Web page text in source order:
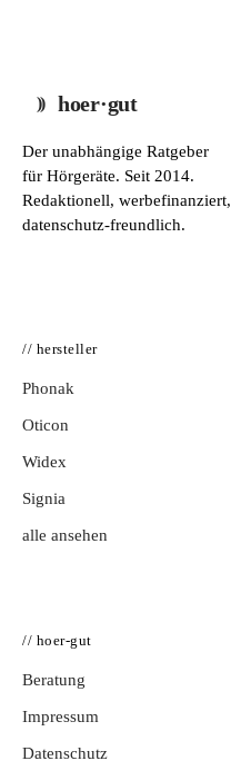
hoer·gut
Der unabhängige Ratgeber
für Hörgeräte. Seit 2014.
Redaktionell, werbefinanziert,
datenschutz-freundlich.
// hersteller
Phonak
Oticon
Widex
Signia
alle ansehen
// hoer-gut
Beratung
Impressum
Datenschutz